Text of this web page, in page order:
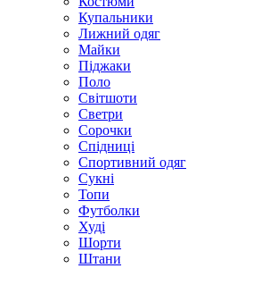
Купальники
Лижний одяг
Майки
Піджаки
Поло
Світшоти
Светри
Сорочки
Спідниці
Спортивний одяг
Сукні
Топи
Футболки
Худі
Шорти
Штани